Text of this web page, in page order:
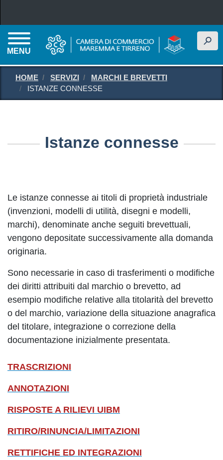
MENU
h
HOME SERVIZI
MARCHI E BREVETTI
ISTANZE CONNESSE
Istanze connesse
Le istanze connesse ai titoli di proprietà industriale
(invenzioni, modelli di utilità, disegni e modelli,
marchi), denominate anche seguiti brevettuali,
vengono depositate successivamente alla domanda
originaria.
Sono necessarie in caso di trasferimenti o modifiche
dei diritti attribuiti dal marchio o brevetto, ad
esempio modifiche relative alla titolarità del brevetto
o del marchio, variazione della situazione anagrafica
del titolare, integrazione o correzione della
documentazione inizialmente presentata.
TRASCRIZIONI
ANNOTAZIONI
RISPOSTE A RILIEVI UIBM
RITIRO/RINUNCIA/LIMITAZIONI
RETTIFICHE ED INTEGRAZIONI